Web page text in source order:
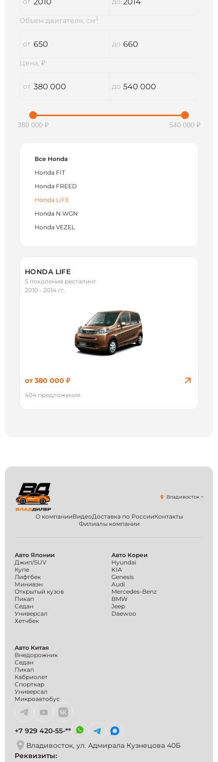
Объем двигателя, см3
Цена, ₽
380 000 ₽ 540 000 ₽
Все Honda
Honda FIT
Honda FREED
Honda LIFE
Honda N WGN
Honda VEZEL
HONDA LIFE
5 поколение ресталинг
2010 - 2014 гг.
от 380 000 ₽
404 предложения
О компанииВидеоДоставка по РоссииКонтакты
Филиалы компании
Владивосток
+7 929 420-55-**
Владивосток, ул. Адмирала Кузнецова 40Б
Реквизиты:
Авто Японии
Джип/SUV
Купе
Лифтбек
Минивэн
Открытый кузов
Пикап
Седан
Универсал
Хетчбек
Авто Кореи
Hyundai
KIA
Genesis
Audi
Mercedes-Benz
BMW
Jeep
Daewoo
Авто Китая
Внедорожник
Седан
Пикап
Кабриолет
Спорткар
Универсал
Микроавтобус